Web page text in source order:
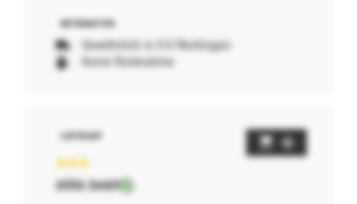
Gewöhnlich in 0-0 Werktagen
Keine Rücknahme
AERA GmbH